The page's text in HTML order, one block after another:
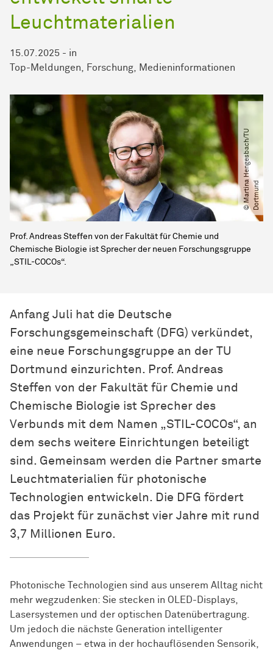
Leuchtmaterialien
15.07.2025 - in
Top-Meldungen
Forschung Medieninformationen
©
M
a
r
t
i
na
H
e
n
g
e
s
b
a
c
h​
/​
T
U
D
o
r
t
m
u
nd
Prof. Andreas Steffen von der Fakultät für Chemie und
Chemische Biologie ist Sprecher der neuen Forschungs­gruppe
„STIL-COCOs“.
Anfang Juli hat die Deutsche
Forschungsgemeinschaft (DFG) verkündet,
eine neue Forschungs­gruppe an der TU
Dortmund einzurichten. Prof. Andreas
Steffen von der Fakultät für Chemie und
Chemische Biologie ist Sprecher des
Verbunds mit dem Namen „STIL-COCOs“, an
dem sechs weitere Einrichtungen beteiligt
sind. Gemeinsam werden die Partner smarte
Leuchtmaterialien für photonische
Technologien entwickeln. Die DFG fördert
das Projekt für zunächst vier Jahre mit rund
3,7 Millionen Euro.
Photonische Technologien sind aus unserem Alltag nicht
mehr wegzudenken: Sie stecken in OLED-Displays,
Lasersystemen und der optischen Datenübertragung.
Um jedoch die nächste Generation intelligenter
Anwendungen – etwa in der hochauflösenden Sensorik,